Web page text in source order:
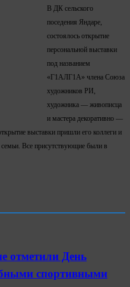
В ДК сельского
поседения Яндаре,
состоялось открытие
персональной выставки
под названием
«Г1АЛГ1А» члена Союза
художников РИ,
художника — живописца
и мастера декоративно —
выставки пришли его коллеги и
Все присутствующие были в
отметили День
спортивными